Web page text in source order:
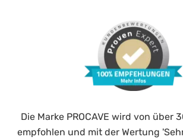
Die Marke PROCAVE wird von über
empfohlen und mit der Wertung